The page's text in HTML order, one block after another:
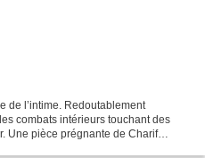
de l’intime. Redoutablement
combats intérieurs touchant des
Une pièce prégnante de Charif